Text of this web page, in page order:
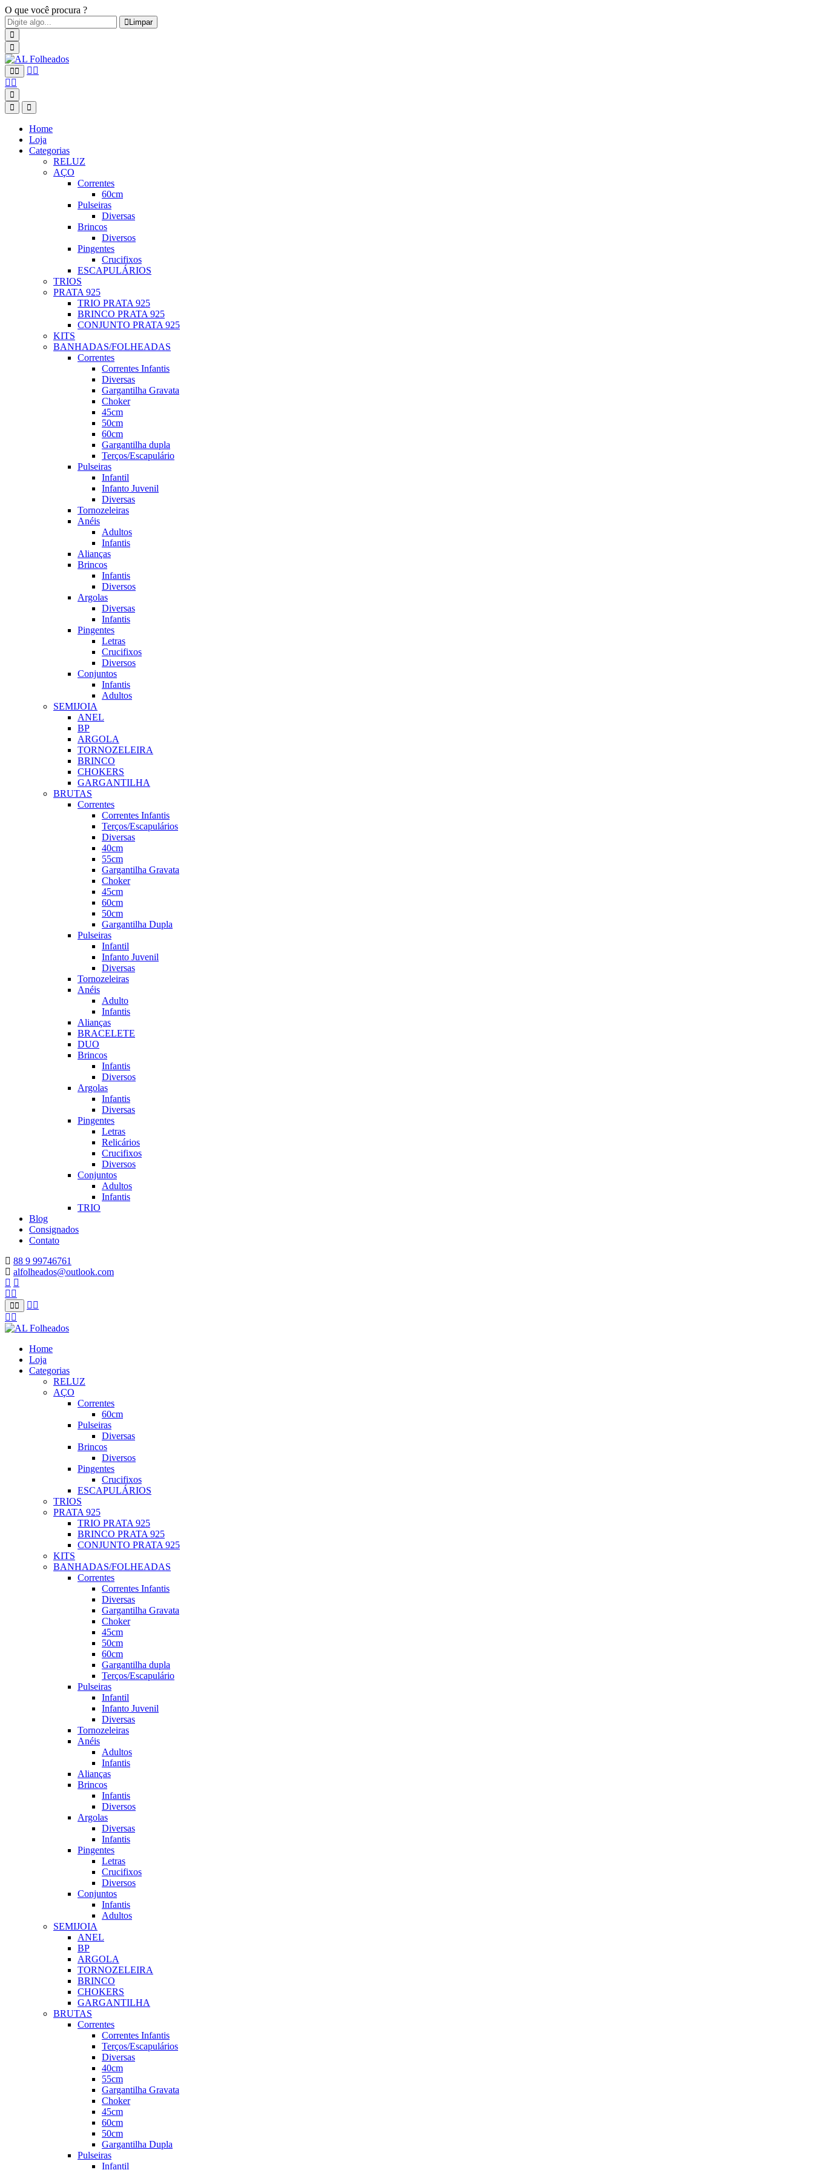
O que você procura ?
Limpar
Home
Loja
Categorias
RELUZ
AÇO
Correntes
60cm
Pulseiras
Diversas
Brincos
Diversos
Pingentes
Crucifixos
ESCAPULÁRIOS
TRIOS
PRATA 925
TRIO PRATA 925
BRINCO PRATA 925
CONJUNTO PRATA 925
KITS
BANHADAS/FOLHEADAS
Correntes
Correntes Infantis
Diversas
Gargantilha Gravata
Choker
45cm
50cm
60cm
Gargantilha dupla
Terços/Escapulário
Pulseiras
Infantil
Infanto Juvenil
Diversas
Tornozeleiras
Anéis
Adultos
Infantis
Alianças
Brincos
Infantis
Diversos
Argolas
Diversas
Infantis
Pingentes
Letras
Crucifixos
Diversos
Conjuntos
Infantis
Adultos
SEMIJOIA
ANEL
BP
ARGOLA
TORNOZELEIRA
BRINCO
CHOKERS
GARGANTILHA
BRUTAS
Correntes
Correntes Infantis
Terços/Escapulários
Diversas
40cm
55cm
Gargantilha Gravata
Choker
45cm
60cm
50cm
Gargantilha Dupla
Pulseiras
Infantil
Infanto Juvenil
Diversas
Tornozeleiras
Anéis
Adulto
Infantis
Alianças
BRACELETE
DUO
Brincos
Infantis
Diversos
Argolas
Infantis
Diversas
Pingentes
Letras
Relicários
Crucifixos
Diversos
Conjuntos
Adultos
Infantis
TRIO
Blog
Consignados
Contato
88 9 99746761
alfolheados@outlook.com
Home
Loja
Categorias
RELUZ
AÇO
Correntes
60cm
Pulseiras
Diversas
Brincos
Diversos
Pingentes
Crucifixos
ESCAPULÁRIOS
TRIOS
PRATA 925
TRIO PRATA 925
BRINCO PRATA 925
CONJUNTO PRATA 925
KITS
BANHADAS/FOLHEADAS
Correntes
Correntes Infantis
Diversas
Gargantilha Gravata
Choker
45cm
50cm
60cm
Gargantilha dupla
Terços/Escapulário
Pulseiras
Infantil
Infanto Juvenil
Diversas
Tornozeleiras
Anéis
Adultos
Infantis
Alianças
Brincos
Infantis
Diversos
Argolas
Diversas
Infantis
Pingentes
Letras
Crucifixos
Diversos
Conjuntos
Infantis
Adultos
SEMIJOIA
ANEL
BP
ARGOLA
TORNOZELEIRA
BRINCO
CHOKERS
GARGANTILHA
BRUTAS
Correntes
Correntes Infantis
Terços/Escapulários
Diversas
40cm
55cm
Gargantilha Gravata
Choker
45cm
60cm
50cm
Gargantilha Dupla
Pulseiras
Infantil